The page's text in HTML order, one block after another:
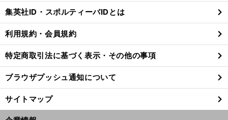
る
集英社ID・スポルティーバIDとは
利用規約・会員規約
特定商取引法に基づく表示・その他の事項
ブラウザプッシュ通知について
サイトマップ